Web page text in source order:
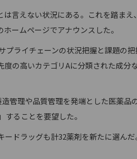
言えない状況にある。これを踏まえ
ームページでアナウンスした。
ライチェーンの状況把握と課題の
の高いカテゴリAに分類された成分
管理や品質管理を発端とした医薬品
ることを要望した。
ドラッグも計32薬剤を新たに選ん